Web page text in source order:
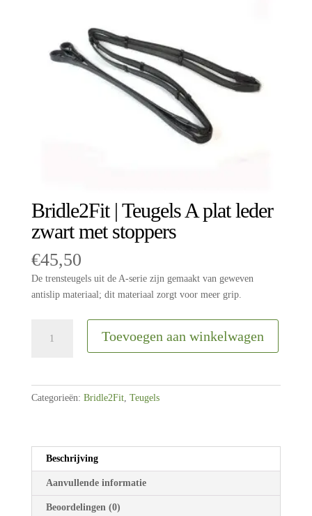
Bridle2Fit | Teugels A plat leder
zwart met stoppers
€45,50
De trensteugels uit de A-serie zijn gemaakt van geweven
antislip materiaal; dit materiaal zorgt voor meer grip.
leder
stoppers
aantal
Toevoegen aan winkelwagen
Categorieën: Bridle2Fit, Teugels
Beschrijving
Aanvullende informatie
Beoordelingen (0)